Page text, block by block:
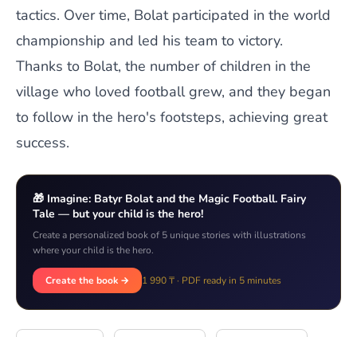
tactics. Over time, Bolat participated in the world
championship and led his team to victory.
Thanks to Bolat, the number of children in the
village who loved football grew, and they began
to follow in the hero's footsteps, achieving great
success.
🎁 Imagine: Batyr Bolat and the Magic Football. Fairy
Tale — but your child is the hero!
Create a personalized book of 5 unique stories with illustrations
where your child is the hero.
Create the book → 1 990 ₸ · PDF ready in 5 minutes